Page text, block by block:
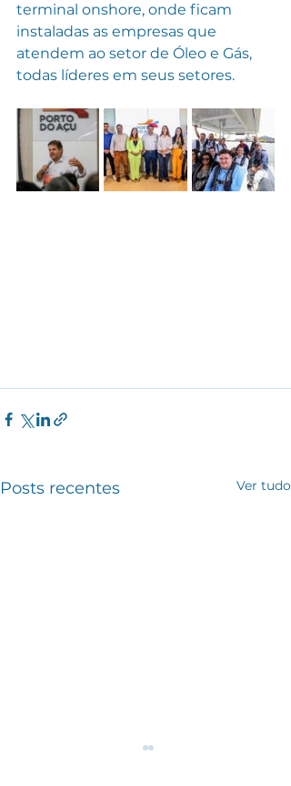
terminal onshore, onde ficam
instaladas as empresas que
atendem ao setor de Óleo e Gás,
todas líderes em seus setores.
Posts recentes Ver tudo